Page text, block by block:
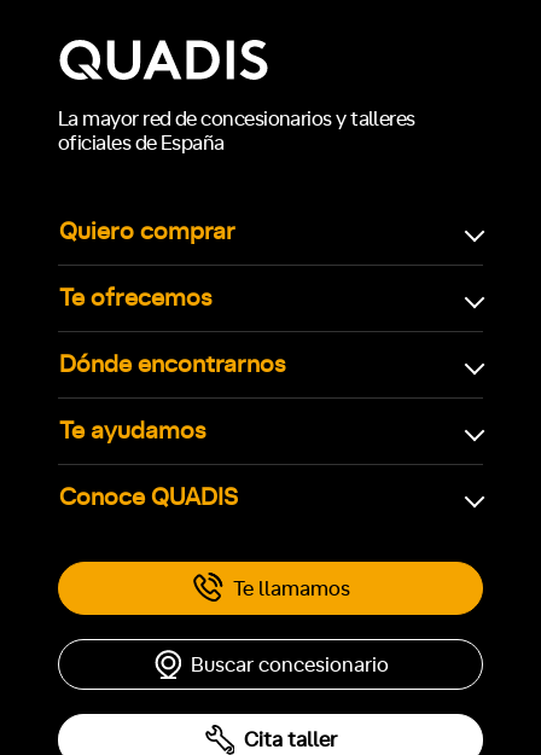
La mayor red de concesionarios y talleres
oficiales de España
Quiero comprar
Te ofrecemos
Dónde encontrarnos
Te ayudamos
Conoce QUADIS
Te llamamos
Buscar concesionario
Cita taller